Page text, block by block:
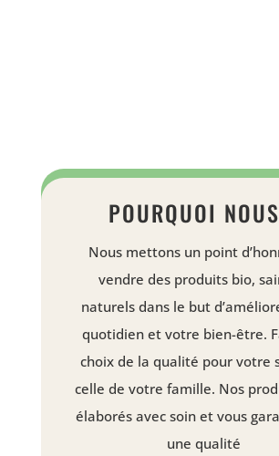
POURQUOI
Nous mettons un point
vendre des produits bio,
naturels dans le but
quotidien et votre bien-être.
choix de la qualité pour votre
celle de votre famille. Nos
élaborés avec soin et vous
une qualité